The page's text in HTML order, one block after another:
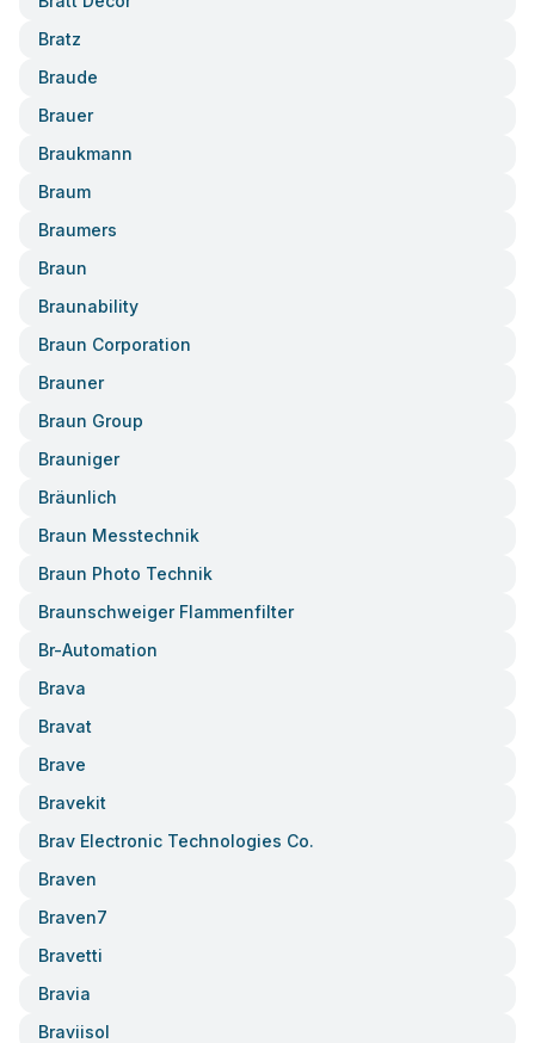
Bratz
Braude
Brauer
Braukmann
Braum
Braumers
Braun
Braunability
Braun Corporation
Brauner
Braun Group
Brauniger
Bräunlich
Braun Messtechnik
Braun Photo Technik
Braunschweiger Flammenfilter
Br-Automation
Brava
Bravat
Brave
Bravekit
Brav Electronic Technologies Co.
Braven
Braven7
Bravetti
Bravia
Braviisol